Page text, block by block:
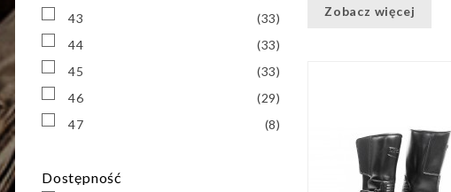
43
(33)
44
(33)
45
(33)
46
(29)
47
(8)
Dostępność
Zobacz więcej